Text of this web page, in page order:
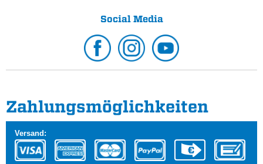
Social Media
Zahlungs­möglichkeiten
Versand: